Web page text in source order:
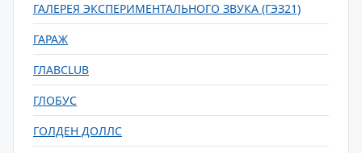
ГАЛЕРЕЯ ЭКСПЕРИМЕНТАЛЬНОГО ЗВУКА (ГЭЗ21)
ГАРАЖ
ГЛАВCLUB
ГЛОБУС
ГОЛДЕН ДОЛЛС